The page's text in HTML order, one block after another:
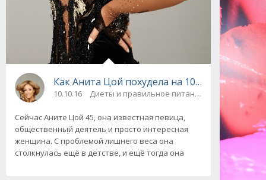
Как Анита Цой похудела на 10 килограммов
10.10.16 Диеты и правильное питание
Сейчас Аните Цой 45, она известная певица,
общественный деятель и просто интересная
женщина. С проблемой лишнего веса она
столкнулась ещё в детстве, и ещё тогда она